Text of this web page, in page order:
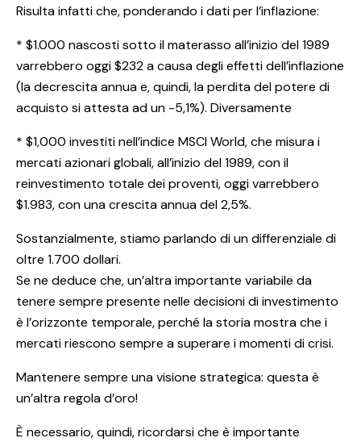
Risulta infatti che, ponderando i dati per l’inflazione:
* $1.000 nascosti sotto il materasso all’inizio del 1989
varrebbero oggi $232 a causa degli effetti dell’inflazione
(la decrescita annua e, quindi, la perdita del potere di
acquisto si attesta ad un -5,1%). Diversamente
* $1,000 investiti nell’indice MSCI World, che misura i
mercati azionari globali, all’inizio del 1989, con il
reinvestimento totale dei proventi, oggi varrebbero
$1.983, con una crescita annua del 2,5%.
Sostanzialmente, stiamo parlando di un differenziale di
oltre 1.700 dollari.
Se ne deduce che, un’altra importante variabile da
tenere sempre presente nelle decisioni di investimento
è l’orizzonte temporale, perché la storia mostra che i
mercati riescono sempre a superare i momenti di crisi.
Mantenere sempre una visione strategica: questa è
un’altra regola d’oro!
È necessario, quindi, ricordarsi che è importante